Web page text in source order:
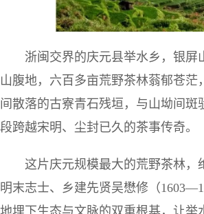
浙闽交界的庆元县举水乡，银
山腹地，六百多亩荒野茶林蓊郁苍
间散落的古寮青石残垣，与山坳间
段跨越宋明、尘封已久的茶事传奇。
这片庆元规模最大的荒野茶林
明末志士、乡建先贤吴懋修（
地埋下生态与文脉的双重根基，让